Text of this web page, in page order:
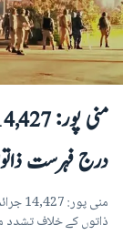
درج فہرست
ہوا
منی
ذاتوں کے خلاف تشدد